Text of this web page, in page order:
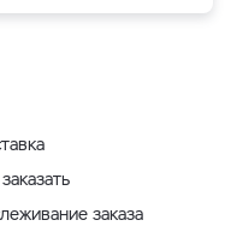
заказа